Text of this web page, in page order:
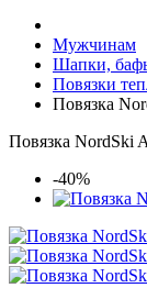
Мужчинам
Шапки,
Повязки
Повязка
Повязка NordSki
-40%